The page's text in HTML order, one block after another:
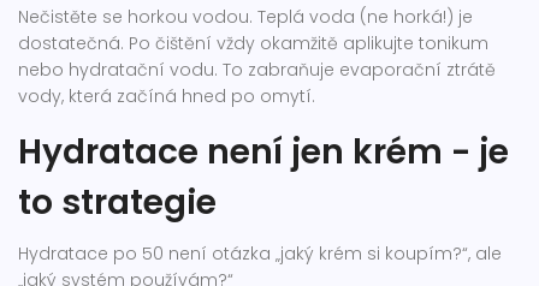
Nečistěte se horkou vodou. Teplá voda (ne horká!) je
dostatečná. Po čištění vždy okamžitě aplikujte tonikum
nebo hydratační vodu. To zabraňuje evaporační ztrátě
vody, která začíná hned po omytí.
Hydratace není jen krém - je
to strategie
Hydratace po 50 není otázka „jaký krém si koupím?“, ale
„jaký systém používám?“